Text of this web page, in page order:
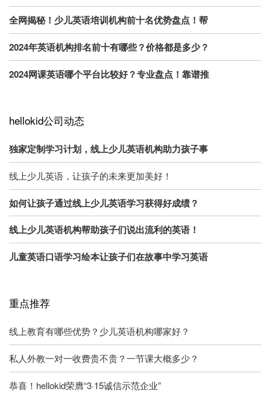
全网揭秘！少儿英语培训机构前十名优势盘点！帮
2024年英语机构排名前十有哪些？价格都是多少？
2024网课英语哪个平台比较好？专业盘点！靠谱推
hellokid公司动态
独家定制学习计划，线上少儿英语机构助力孩子事
线上少儿英语，让孩子的未来更加美好！
如何让孩子通过线上少儿英语学习获得好成绩？
线上少儿英语机构帮助孩子们说出流利的英语！
儿童英语口语学习绘本让孩子们在故事中学习英语
重点推荐
线上教育有哪些优势？少儿英语机构哪家好？
私人外教一对一收费贵不贵？一节课大概多少？
恭喜！hellokid荣膺“3·15诚信示范企业”